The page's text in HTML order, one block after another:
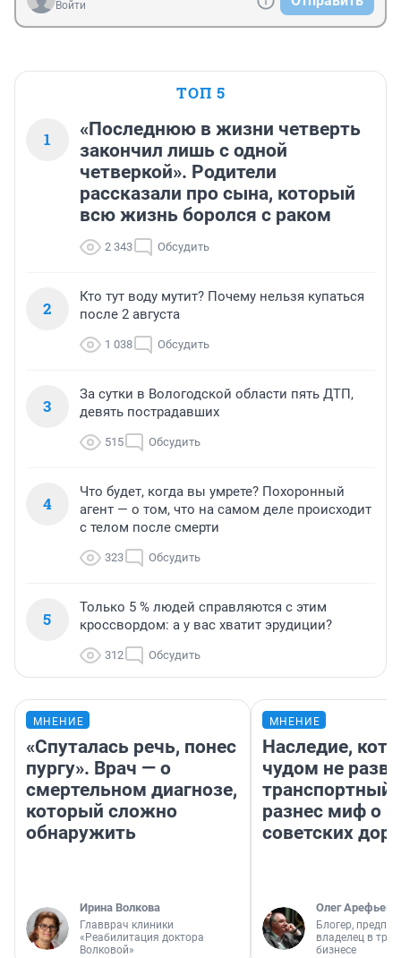
Войти
ТОП 5
1
«Последнюю в жизни четверть
закончил лишь с одной
четверкой». Родители
рассказали про сына, который
всю жизнь боролся с раком
2 343 Обсудить
2
Кто тут воду мутит? Почему нельзя купаться
после 2 августа
1 038 Обсудить
3
За сутки в Вологодской области пять ДТП,
девять пострадавших
515 Обсудить
4
Что будет, когда вы умрете? Похоронный
агент — о том, что на самом деле происходит
с телом после смерти
323 Обсудить
5
Только 5 % людей справляются с этим
кроссвордом: а у вас хватит эрудиции?
312 Обсудить
МНЕНИЕ
«Спуталась речь, понес
пургу». Врач — о
смертельном диагнозе,
который сложно
обнаружить
Ирина Волкова
Главврач клиники
«Реабилитация доктора
Волковой»
МНЕНИЕ
Наследие,
чудом не
транспортный
разнес миф о
советских
Олег Арефьев
Блогер,
владелец в
бизнесе